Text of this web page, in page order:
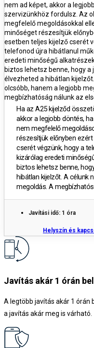
nem ad képet, akkor a
szervizünkhöz fordulsz. Az
megfelelő megoldásokkal
minőséget részesítjük
esetben teljes kijelző cserét
telefonod újra hibátlanul
eredeti minőségű
biztos lehetsz benne, hogy
élvezheted a hibátlan
olcsóbb, hanem a legjobb
megbízhatóság nálunk az
Ha az A25 kijelződ
akkor a legjobb döntés,
nem megfelelő
részesítjük előnyben
cserét végzünk, hogy a
kizárólag eredeti
biztos lehetsz benne,
hibátlan kijelzőt. A célunk
megoldás. A
Javítási idő: 1 óra
Helyszín és
Javítás akár 1 órán
A legtöbb javítás akár 1 órán
a javítás akár meg is várható.